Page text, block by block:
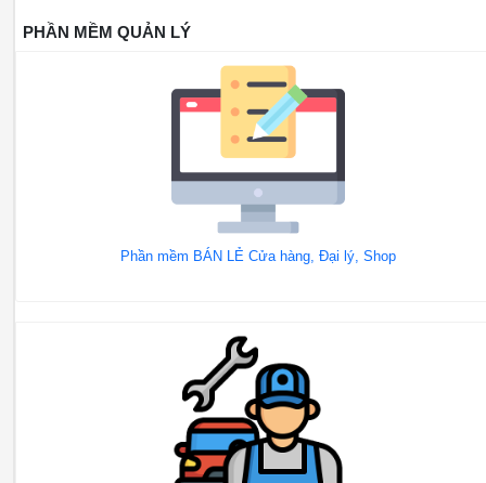
PHẦN MỀM QUẢN LÝ
Phần mềm BÁN LẺ Cửa hàng, Đại lý, Shop